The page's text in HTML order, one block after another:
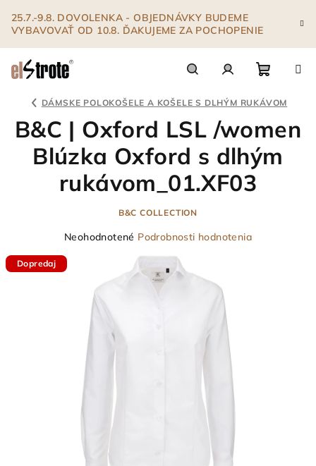
obsah
25.7.-9.8. DOVOLENKA - OBJEDNÁVKY BUDEME
VYBAVOVAŤ OD 10.8. ĎAKUJEME ZA POCHOPENIE
košík
DÁMSKE POLOKOŠELE A KOŠELE S DLHÝM RUKÁVOM
B&C | Oxford LSL /women
Blúzka Oxford s dlhým
rukávom_01.XF03
B&C COLLECTION
Priemerné
produktu
hviezdičiek.
Neohodnotené Podrobnosti hodnotenia
Dopredaj